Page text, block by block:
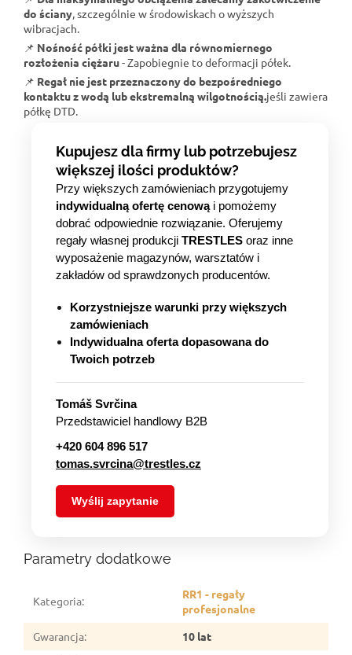
do ściany , szczególnie w środowiskach o wyższych
wibracjach.
📌 Nośność półki jest ważna dla równomiernego
rozłożenia ciężaru- Zapobiegnie to deformacji półek.
📌 Regał nie jest przeznaczony do bezpośredniego
kontaktu z wodą lub ekstremalną wilgotnością.jeśli zawiera
półkę DTD.
Kupujesz dla firmy lub potrzebujesz
większej ilości produktów?
Przy większych zamówieniach przygotujemy
indywidualną ofertę cenowąi pomożemy
dobrać odpowiednie rozwiązanie. Oferujemy
regały własnej produkcji TRESTLES oraz inne
wyposażenie magazynów, warsztatów i
zakładów od sprawdzonych producentów.
Korzystniejsze warunki przy większych
zamówieniach
Indywidualna oferta dopasowana do
Twoich potrzeb
Tomáš Svrčina
Przedstawiciel handlowy B2B
+420 604 896 517
tomas.svrcina@trestles.cz
Wyślij zapytanie
Parametry dodatkowe
Kategoria:
RR1 - regały
profesjonalne
Gwarancja:
10 lat